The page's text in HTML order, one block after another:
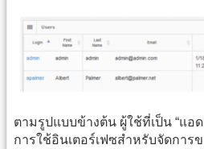
ตามรูปแบบข้างต้น ผู้ใช้ที่เป็น “แอ
การใช้อินเตอร์เฟซสำหรับจัดการ